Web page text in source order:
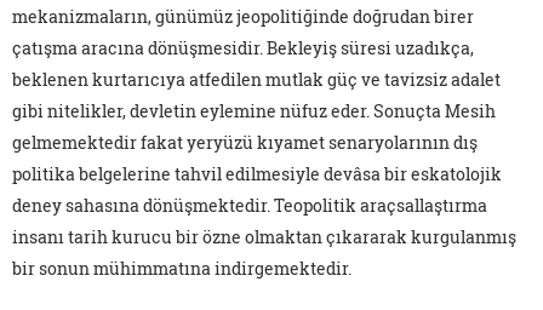
mekanizmaların, günümüz jeopolitiğinde doğrudan birer
çatışma aracına dönüşmesidir. Bekleyiş süresi uzadıkça,
beklenen kurtarıcıya atfedilen mutlak güç ve tavizsiz adalet
gibi nitelikler, devletin eylemine nüfuz eder. Sonuçta Mesih
gelmemektedir fakat yeryüzü kıyamet senaryolarının dış
politika belgelerine tahvil edilmesiyle devâsa bir eskatolojik
deney sahasına dönüşmektedir. Teopolitik araçsallaştırma
insanı tarih kurucu bir özne olmaktan çıkararak kurgulanmış
bir sonun mühimmatına indirgemektedir.